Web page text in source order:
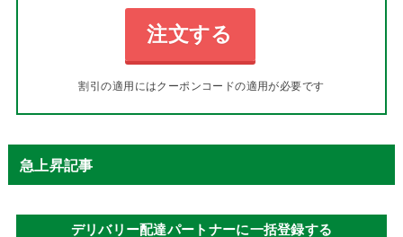
注文する
割引の適用にはクーポンコードの適用が必要です
急上昇記事
デリバリー配達パートナーに一括登録する